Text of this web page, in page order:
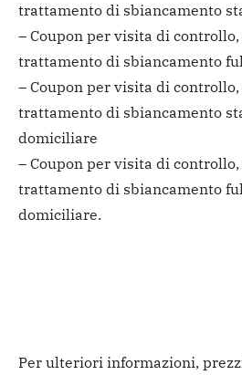
trattamento di sbiancamento
– Coupon per visita di
trattamento di sbiancamento
– Coupon per visita di
trattamento di sbiancamento
domiciliare
– Coupon per visita di
trattamento di sbiancamento
domiciliare.
Per ulteriori informazioni,